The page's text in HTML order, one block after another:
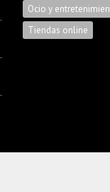
Ocio y
Tiendas online